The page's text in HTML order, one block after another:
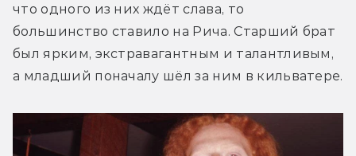
что одного из них ждёт слава, то
большинство ставило на Рича. Старший брат
был ярким, экстравагантным и талантливым,
а младший поначалу шёл за ним в кильватере.